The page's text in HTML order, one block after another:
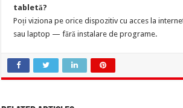
tabletă?
Poți viziona pe orice dispozitiv cu acces la
sau laptop — fără instalare de programe.